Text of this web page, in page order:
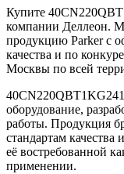
Купите
компании Деллеон.
продукцию Parker с
качества и по
Москвы по всей
оборудование,
работы. Продукция
стандартам качества
её востребованной
применении.